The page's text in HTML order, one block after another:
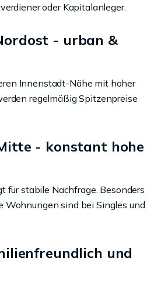
oder Kapitalanleger.
- urban &
Innenstadt-Nähe mit hoher
regelmäßig Spitzenpreise
- konstant hohe
für stabile Nachfrage. Besonders
Wohnungen sind bei Singles und
und